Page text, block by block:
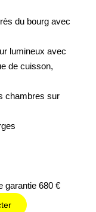
du bourg avec
lumineux avec
de cuisson,
chambres sur
garantie 680 €